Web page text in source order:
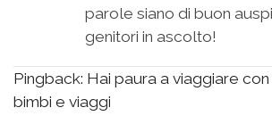
parole siano di buon
genitori in ascolto!
Pingback: Hai paura a viaggiare
bimbi e viaggi